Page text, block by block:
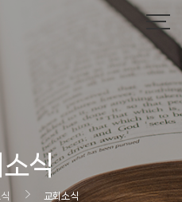
식
교회소식